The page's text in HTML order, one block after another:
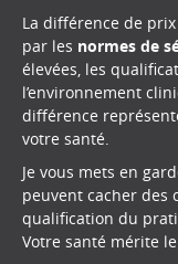
La différence de prix
par les normes de
élevées, les
l’environnement
différence
votre santé.
Je vous mets en
peuvent cacher des
qualification du
Votre santé mérite